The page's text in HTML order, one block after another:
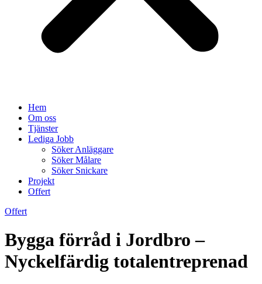
Hem
Om oss
Tjänster
Lediga Jobb
Söker Anläggare
Söker Målare
Söker Snickare
Projekt
Offert
Offert
Bygga förråd i Jordbro –
Nyckelfärdig totalentreprenad